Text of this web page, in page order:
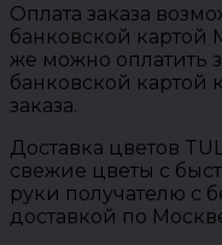
Оплата заказа
банковской картой
же можно оплатить
банковской картой
заказа.
Доставка цветов
свежие цветы с
руки получателю с
доставкой по